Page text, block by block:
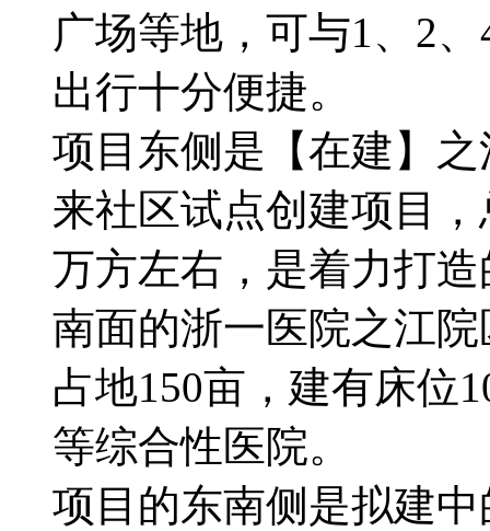
广场等地，可与1、2
出行十分便捷。
项目东侧是【在建】
来社区试点创建项目
万方左右，是着力打
南面的浙一医院之江
占地150亩，建有床位
等综合性医院。
项目的东南侧是拟建